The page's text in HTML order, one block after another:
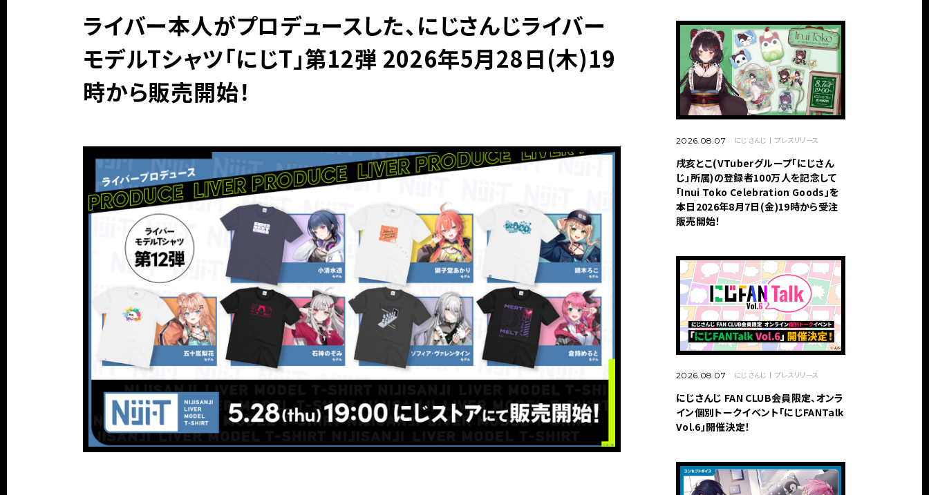
ライバー本人がプロデュースした、にじさんじライバー
モデルTシャツ「にじT」第12弾 2026年5月28日(木)19
時から販売開始！
2026.08.07 にじさんじ プレスリリース
戌亥とこ(VTuberグループ「にじさん
じ」所属)の登録者100万人を記念して
「Inui Toko Celebration Goods」を
本日2026年8月7日(金)19時から受注
販売開始！
2026.08.07 にじさんじ プレスリリース
にじさんじ FAN CLUB会員限定、オンラ
イン個別トークイベント「にじFANTalk
Vol.6」開催決定！